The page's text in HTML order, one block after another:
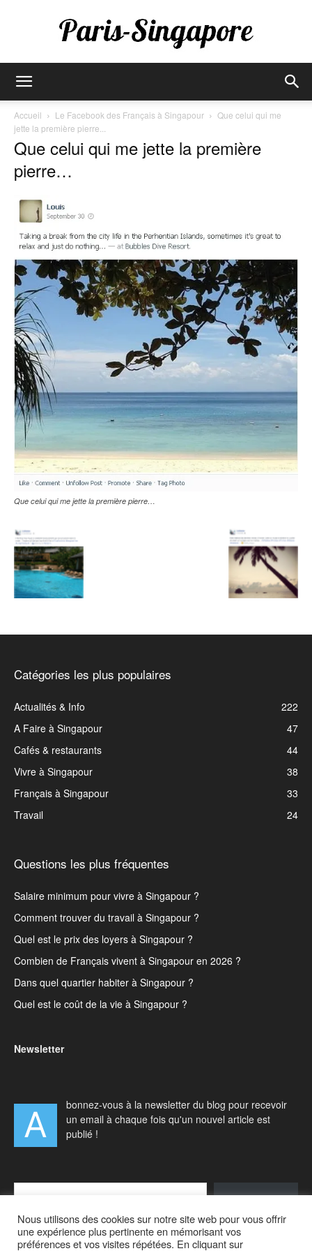
Singapore
Accueil Le Facebook des Français à Singapour
Que celui qui me
jette la première pierre...
Que celui qui me jette la première
pierre…
Que celui qui me jette la première pierre…
Catégories les plus populaires
Actualités & Info
222
A Faire à Singapour
47
Cafés & restaurants
44
Vivre à Singapour
38
Français à Singapour
33
Travail
24
Questions les plus fréquentes
Salaire minimum pour vivre à Singapour ?
Comment trouver du travail à Singapour ?
Quel est le prix des loyers à Singapour ?
Combien de Français vivent à Singapour en 2026 ?
Dans quel quartier habiter à Singapour ?
Quel est le coût de la vie à Singapour ?
Newsletter
A
bonnez-vous à la newsletter du blog pour recevoir
un email à chaque fois qu'un nouvel article est
publié !
Type your email…
S'abonner
Nous utilisons des cookies sur notre site web pour vous offrir
une expérience plus pertinente en mémorisant vos
préférences et vos visites répétées. En cliquant sur